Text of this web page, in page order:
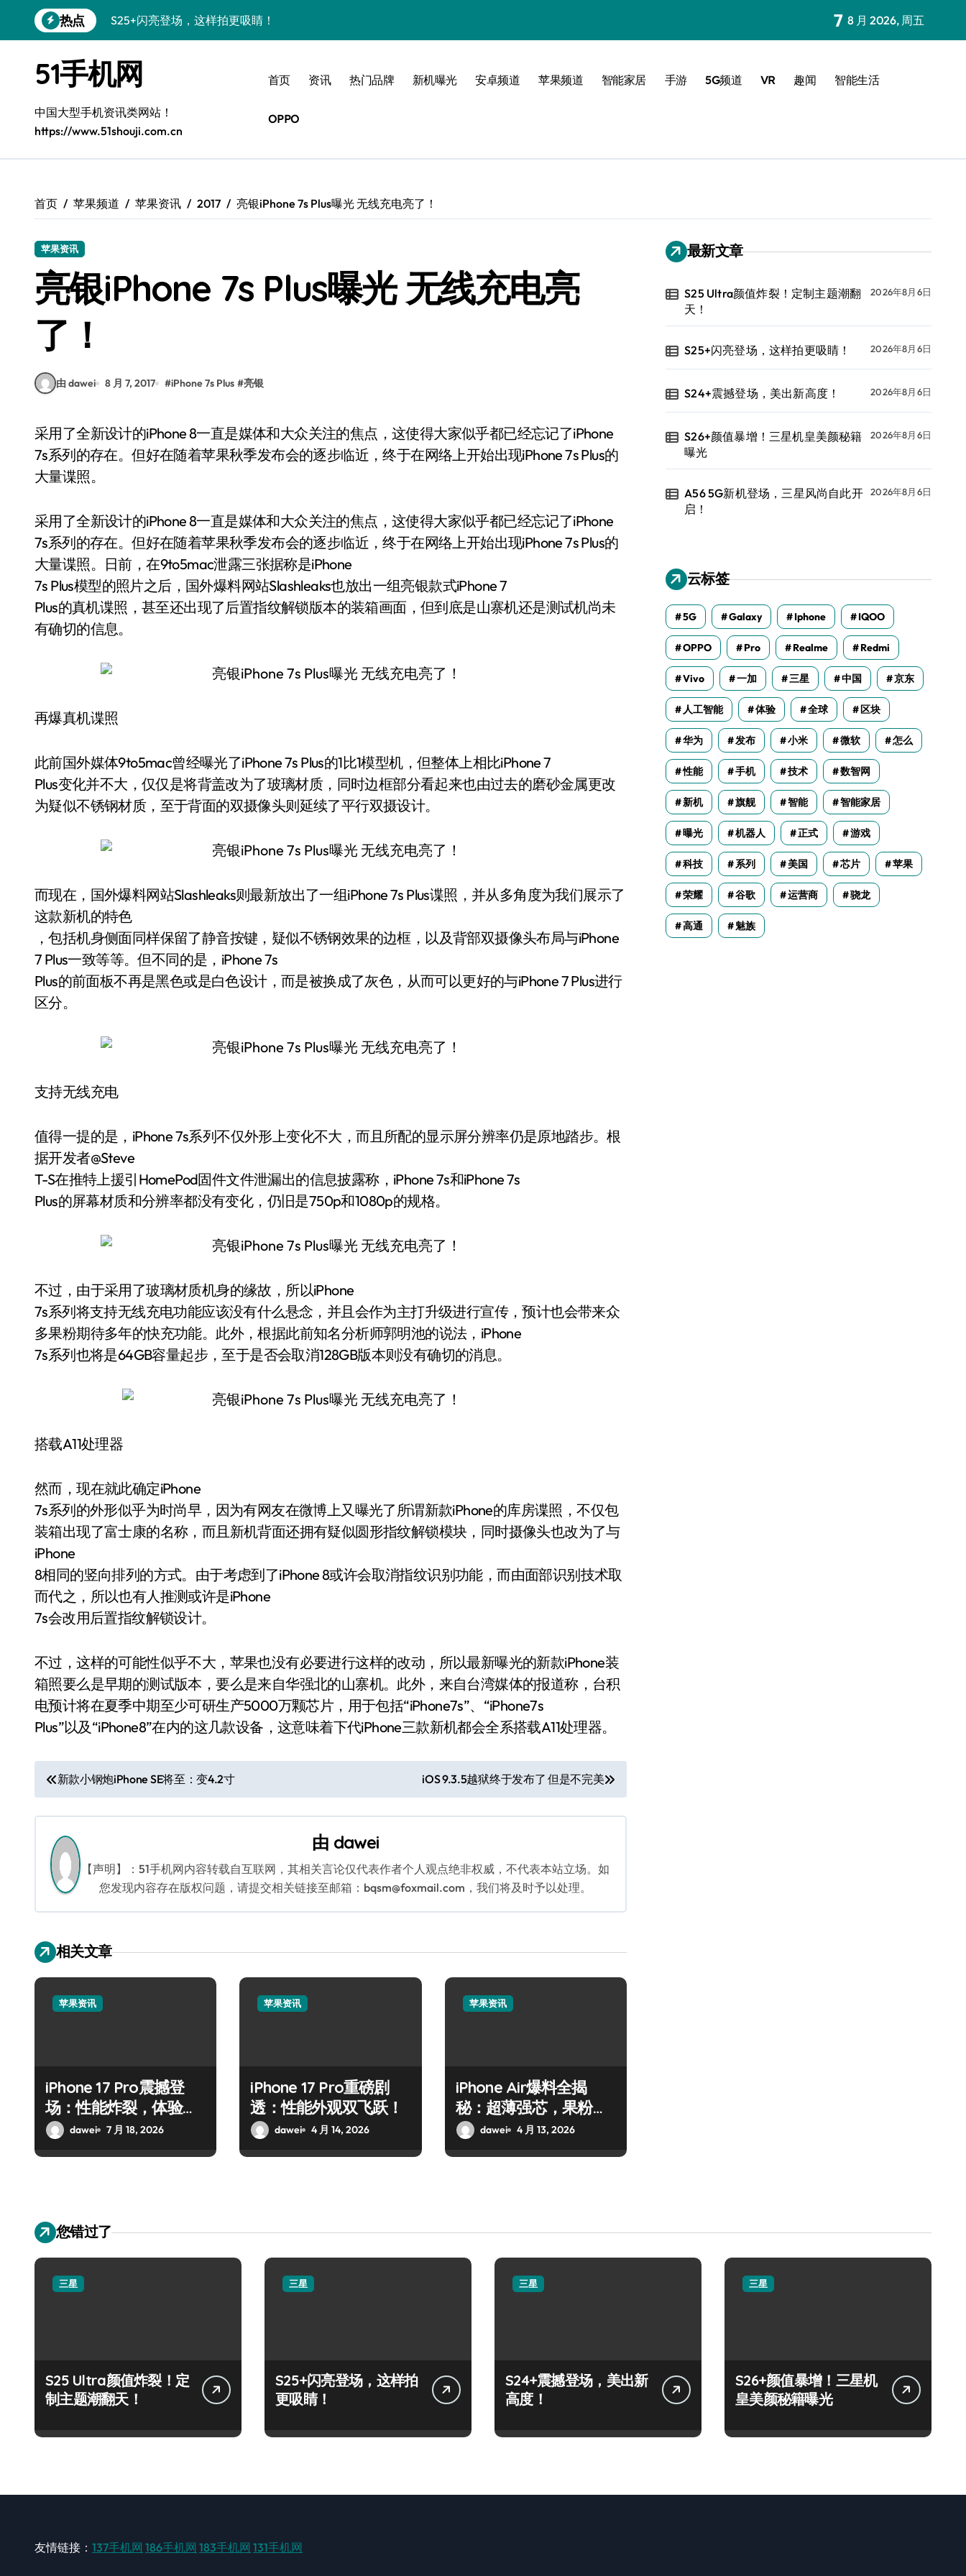
到
热点
S25+闪亮登场，这样拍更吸睛！
S26+颜值暴增！三星机皇美颜秘籍曝光
A56 5G新机登场，三星风尚自此开启！
三星S26上手秒变个性神器！
S25美化秘籍：个性定制，炫酷随心！
Galaxy C55 5G登场，美学新纪元！
S25 Ultra颜值炸裂！定制主题潮翻天！
7 8 月 2026, 周五
51手机网
中国大型手机资讯类网站！
https://www.51shouji.com.cn
首页 资讯 热门品牌 新机曝光 安卓频道 苹果频道 智能家居 手游 5G频道 VR 趣闻 智能生活
OPPO
首页 苹果频道 苹果资讯 2017 亮银iPhone 7s Plus曝光 无线充电亮了！
苹果资讯
亮银iPhone 7s Plus曝光 无线充电亮
了！
由 dawei 8 月 7, 2017 #iPhone 7s Plus #亮银
采用了全新设计的iPhone 8一直是媒体和大众关注的焦点，这使得大家似乎都已经忘记了iPhone
7s系列的存在。但好在随着苹果秋季发布会的逐步临近，终于在网络上开始出现iPhone 7s Plus的
大量谍照。
采用了全新设计的iPhone 8一直是媒体和大众关注的焦点，这使得大家似乎都已经忘记了iPhone
7s系列的存在。但好在随着苹果秋季发布会的逐步临近，终于在网络上开始出现iPhone 7s Plus的
大量谍照。日前，在9to5mac泄露三张据称是iPhone
7s Plus模型的照片之后，国外爆料网站Slashleaks也放出一组亮银款式iPhone 7
Plus的真机谍照，甚至还出现了后置指纹解锁版本的装箱画面，但到底是山寨机还是测试机尚未
有确切的信息。
再爆真机谍照
此前国外媒体9to5mac曾经曝光了iPhone 7s Plus的1比1模型机，但整体上相比iPhone 7
Plus变化并不大，仅仅是将背盖改为了玻璃材质，同时边框部分看起来也由过去的磨砂金属更改
为疑似不锈钢材质，至于背面的双摄像头则延续了平行双摄设计。
而现在，国外爆料网站Slashleaks则最新放出了一组iPhone 7s Plus谍照，并从多角度为我们展示了
这款新机的特色
，包括机身侧面同样保留了静音按键，疑似不锈钢效果的边框，以及背部双摄像头布局与iPhone
7 Plus一致等等。但不同的是，iPhone 7s
Plus的前面板不再是黑色或是白色设计，而是被换成了灰色，从而可以更好的与iPhone 7 Plus进行
区分。
支持无线充电
值得一提的是，iPhone 7s系列不仅外形上变化不大，而且所配的显示屏分辨率仍是原地踏步。根
据开发者@Steve
T-S在推特上援引HomePod固件文件泄漏出的信息披露称，iPhone 7s和iPhone 7s
Plus的屏幕材质和分辨率都没有变化，仍旧是750p和1080p的规格。
不过，由于采用了玻璃材质机身的缘故，所以iPhone
7s系列将支持无线充电功能应该没有什么悬念，并且会作为主打升级进行宣传，预计也会带来众
多果粉期待多年的快充功能。此外，根据此前知名分析师郭明池的说法，iPhone
7s系列也将是64GB容量起步，至于是否会取消128GB版本则没有确切的消息。
搭载A11处理器
然而，现在就此确定iPhone
7s系列的外形似乎为时尚早，因为有网友在微博上又曝光了所谓新款iPhone的库房谍照，不仅包
装箱出现了富士康的名称，而且新机背面还拥有疑似圆形指纹解锁模块，同时摄像头也改为了与
iPhone
8相同的竖向排列的方式。由于考虑到了iPhone 8或许会取消指纹识别功能，而由面部识别技术取
而代之，所以也有人推测或许是iPhone
7s会改用后置指纹解锁设计。
不过，这样的可能性似乎不大，苹果也没有必要进行这样的改动，所以最新曝光的新款iPhone装
箱照要么是早期的测试版本，要么是来自华强北的山寨机。此外，来自台湾媒体的报道称，台积
电预计将在夏季中期至少可研生产5000万颗芯片，用于包括“iPhone7s”、“iPhone7s
Plus”以及“iPhone8”在内的这几款设备，这意味着下代iPhone三款新机都会全系搭载A11处理器。
文
章
航
新款小钢炮iPhone SE将至：变4.2寸 iOS 9.3.5越狱终于发布了 但是不完美
由 dawei
【声明】：51手机网内容转载自互联网，其相关言论仅代表作者个人观点绝非权威，不代表本站立场。如
您发现内容存在版权问题，请提交相关链接至邮箱：bqsm@foxmail.com，我们将及时予以处理。
相关文章
苹果资讯
iPhone 17 Pro震撼登
场：性能炸裂，体验全
面升维
dawei 7 月 18, 2026
苹果资讯
iPhone 17 Pro重磅剧
透：性能外观双飞跃！
dawei 4 月 14, 2026
苹果资讯
iPhone Air爆料全揭
秘：超薄强芯，果粉狂
喜！dawei 4 月 13, 2026
最新文章
S25 Ultra颜值炸裂！定制主题潮翻
天！
2026年8月6日
S25+闪亮登场，这样拍更吸睛！ 2026年8月6日
S24+震撼登场，美出新高度！ 2026年8月6日
S26+颜值暴增！三星机皇美颜秘籍
曝光
2026年8月6日
A56 5G新机登场，三星风尚自此开
启！
2026年8月6日
云标签
5G Galaxy Iphone IQOO
OPPO Pro Realme Redmi
Vivo 一加 三星 中国 京东
人工智能 体验 全球 区块
华为 发布 小米 微软 怎么
性能 手机 技术 数智网
新机 旗舰 智能 智能家居
曝光 机器人 正式 游戏
科技 系列 美国 芯片 苹果
荣耀 谷歌 运营商 骁龙
高通 魅族
您错过了
三星
S25 Ultra颜值炸裂！定
制主题潮翻天！
三星
S25+闪亮登场，这样拍
更吸睛！
三星
S24+震撼登场，美出新
高度！
三星
S26+颜值暴增！三星机
皇美颜秘籍曝光
友情链接： 137手机网 186手机网 183手机网 131手机网